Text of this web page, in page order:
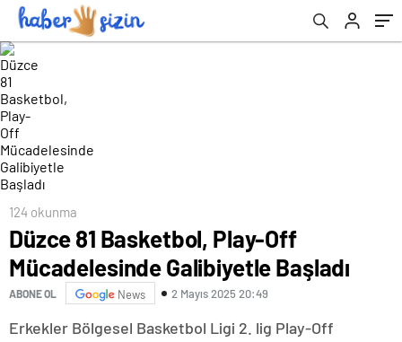
124 okunma
Düzce 81 Basketbol, Play-Off
Mücadelesinde Galibiyetle Başladı
ABONE OL News 2 Mayıs 2025 20:49
Erkekler Bölgesel Basketbol Ligi 2. lig Play-Off